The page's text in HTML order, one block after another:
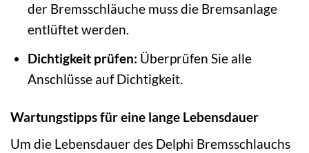
der Bremsschläuche muss die Bremsanlage
entlüftet werden.
Dichtigkeit prüfen: Überprüfen Sie alle
Anschlüsse auf Dichtigkeit.
Wartungstipps für eine lange Lebensdauer
Um die Lebensdauer des Delphi Bremsschlauchs